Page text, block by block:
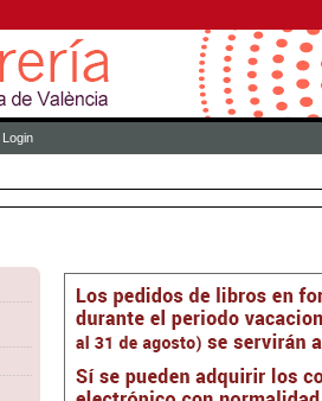
Login